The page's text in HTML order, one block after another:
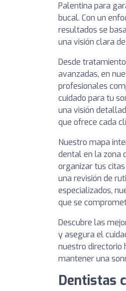
Palentina para
bucal. Con un
resultados se
una visión clara
Desde
avanzadas, en
profesionales
cuidado para tu
una visión
que ofrece cada
Nuestro mapa
dental en la zona
organizar tus
una revisión de
especializados,
que se
Descubre las
y asegura el
nuestro directorio
mantener una
Dentistas